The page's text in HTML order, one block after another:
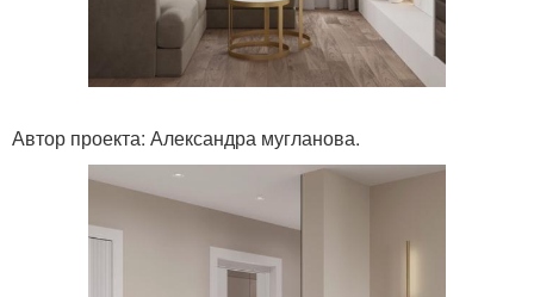
Автор проекта: Александра мугланова.